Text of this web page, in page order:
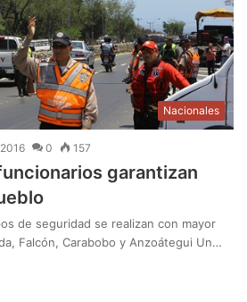
Nacionales
0 157
garantizan
de seguridad se realizan con mayor
Falcón, Carabobo y Anzoátegui Un…